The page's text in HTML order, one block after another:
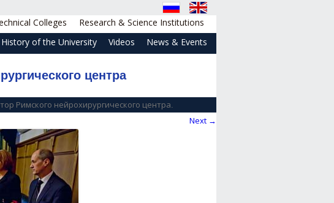
Research & Science Institutions
Colleges
History of the University Videos News & Events
центра
Римского нейрохирургического центра.
Next →